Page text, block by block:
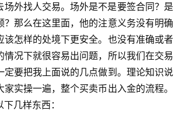
场外找人交易。场外是不是要签合同？是
？那么在这里面，他的注意义务没有明确
该怎样的处境下更安全。也没有准确或者
情况下就很容易出问题，所以我们在交易
定要把我上面说的几点做到。理论知识说
实操一遍，整个买卖币出入金的流程。
几样东西：